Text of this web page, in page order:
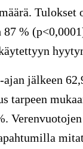
87 %
jälkeen
tarpeen